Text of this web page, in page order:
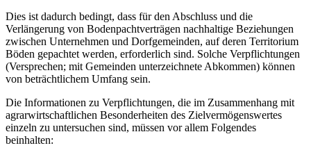
Dies ist dadurch bedingt, dass für den Abschluss und die
Verlängerung von Bodenpachtverträgen nachhaltige Beziehungen
zwischen Unternehmen und Dorfgemeinden, auf deren Territorium
Böden gepachtet werden, erforderlich sind. Solche Verpflichtungen
(Versprechen; mit Gemeinden unterzeichnete Abkommen) können
von beträchtlichem Umfang sein.
Die Informationen zu Verpflichtungen, die im Zusammenhang mit
agrarwirtschaftlichen Besonderheiten des Zielvermögenswertes
einzeln zu untersuchen sind, müssen vor allem Folgendes
beinhalten: